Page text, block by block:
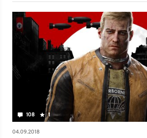
108 1
04.09.2018